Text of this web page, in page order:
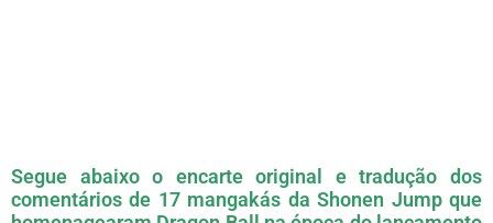
Segue abaixo o encarte original e tradução dos
comentários de 17 mangakás da Shonen Jump que